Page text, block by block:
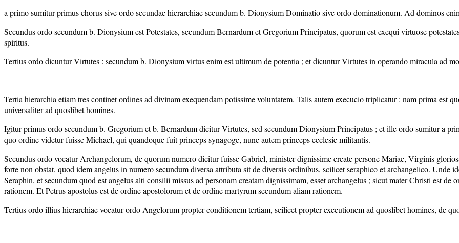
a primo sumitur primus chorus sive ordo secundae hierarchiae secundum b. Dionysium Dominatio sive ordo dominationum. Ad dominos
Secundus ordo secundum b. Dionysium est Potestates, secundum Bernardum et Gregorium Principatus, quorum est exequi virtuose
spiritus.
Tertius ordo dicuntur Virtutes : secundum b. Dionysium virtus enim est ultimum de potentia ; et dicuntur Virtutes in operando miracula ad
Tertia hierarchia etiam tres continet ordines ad divinam exequendam potissime voluntatem. Talis autem execucio triplicatur : nam prima est
universaliter ad quoslibet homines.
Igitur primus ordo secundum b. Gregorium et b. Bernardum dicitur Virtutes, sed secundum Dionysium Principatus ; et ille ordo sumitur a
quo ordine videtur fuisse Michael, qui quandoque fuit princeps synagoge, nunc autem princeps ecclesie militantis.
Secundus ordo vocatur Archangelorum, de quorum numero dicitur fuisse Gabriel, minister dignissime create persone Mariae, Virginis
forte non obstat, quod idem angelus in numero secundum diversa attributa sit de diversis ordinibus, scilicet seraphico et archangelico. Unde
Seraphin, et secundum quod est angelus alti consilii missus ad personam creatam dignissimam, esset archangelus ; sicut mater Christi est
rationem. Et Petrus apostolus est de ordine apostolorum et de ordine martyrum secundum aliam rationem.
Tertius ordo illius hierarchiae vocatur ordo Angelorum propter conditionem tertiam, scilicet propter executionem ad quoslibet homines, de